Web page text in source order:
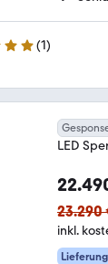
(1)
LED
23.290
inkl.